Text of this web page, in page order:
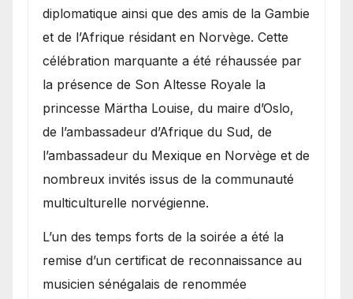
diplomatique ainsi que des amis de la Gambie
et de l’Afrique résidant en Norvège. Cette
célébration marquante a été réhaussée par
la présence de Son Altesse Royale la
princesse Märtha Louise, du maire d’Oslo,
de l’ambassadeur d’Afrique du Sud, de
l’ambassadeur du Mexique en Norvège et de
nombreux invités issus de la communauté
multiculturelle norvégienne.
​L’un des temps forts de la soirée a été la
remise d’un certificat de reconnaissance au
musicien sénégalais de renommée